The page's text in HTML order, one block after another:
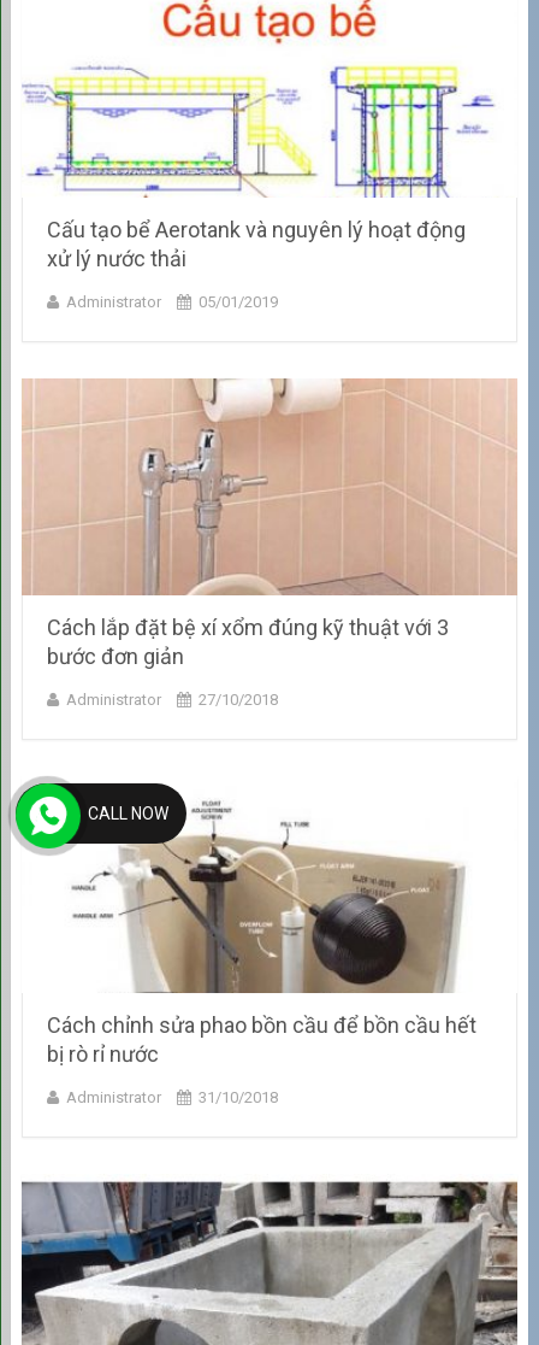
Cấu tạo bể Aerotank và nguyên lý hoạt động
xử lý nước thải
Administrator 05/01/2019
Cách lắp đặt bệ xí xổm đúng kỹ thuật với 3
bước đơn giản
Administrator 27/10/2018
Cách chỉnh sửa phao bồn cầu để bồn cầu hết
bị rò rỉ nước
Administrator 31/10/2018
CALL NOW